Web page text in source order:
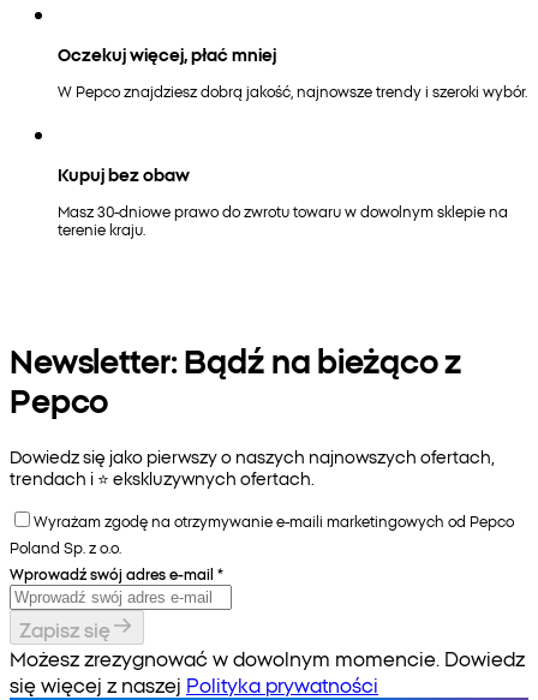
Oczekuj więcej, płać mniej
W Pepco znajdziesz dobrą jakość, najnowsze trendy i szeroki wybór.
Kupuj bez obaw
Masz 30-dniowe prawo do zwrotu towaru w dowolnym sklepie na
terenie kraju.
Newsletter: Bądź na bieżąco z
Pepco
Dowiedz się jako pierwszy o naszych najnowszych ofertach,
trendach i ⭐️ ekskluzywnych ofertach.
Wyrażam zgodę na otrzymywanie e-maili marketingowych od Pepco
Poland Sp. z o.o.
Wprowadź swój adres e-mail *
Zapisz się
Możesz zrezygnować w dowolnym momencie. Dowiedz
się więcej z naszej Polityka prywatności